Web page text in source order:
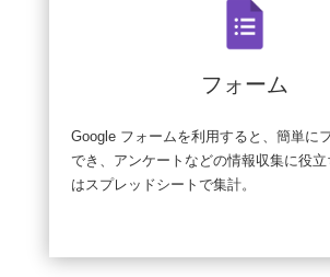
フォーム
Google フォームを利用すると、簡単に
でき、アンケートなどの情報収集に役
はスプレッドシートで集計。